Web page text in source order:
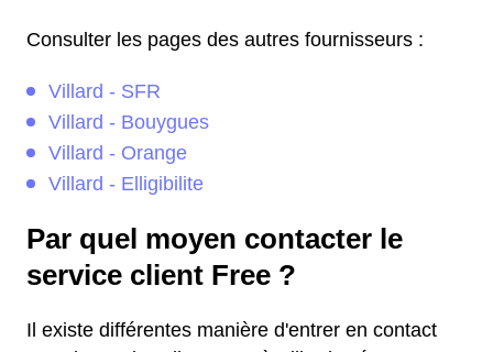
Consulter les pages des autres fournisseurs :
Villard - SFR
Villard - Bouygues
Villard - Orange
Villard - Elligibilite
Par quel moyen contacter le
service client Free ?
Il existe différentes manière d'entrer en contact